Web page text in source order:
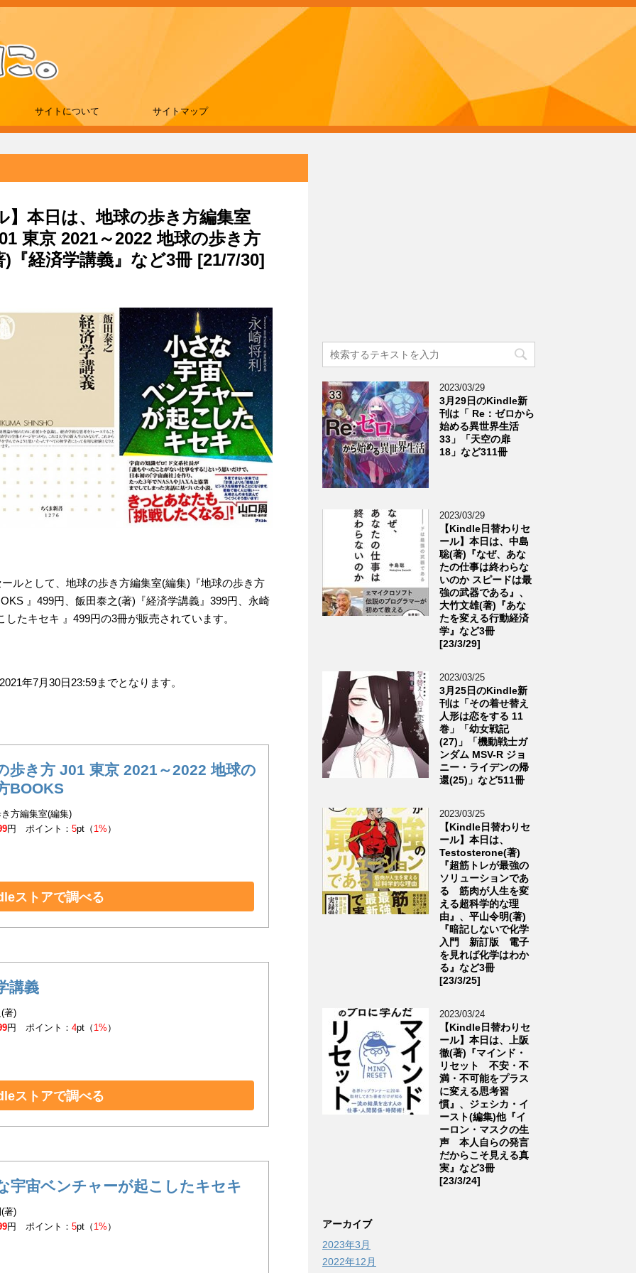
サイトについて サイトマップ
本日は、地球の歩き方編集室
東京 2021～2022 地球の歩き方
『経済学講義』など3冊 [21/7/30]
ルとして、地球の歩き方編集室(編集)『地球の歩き方
』499円、飯田泰之(著)『経済学講義』399円、永崎
たキセキ 』499円の3冊が販売されています。
年7月30日23:59までとなります。
歩き方 J01 東京 2021～2022 地球の
BOOKS
方編集室(編集)
円 ポイント：5pt（ 1% ）
ストアで調べる
講義
著)
円 ポイント：4pt（ 1% ）
ストアで調べる
宇宙ベンチャーが起こしたキセキ
著)
円 ポイント：5pt（ 1% ）
2023/03/29
3月29日のKindle新
刊は「 Re：ゼロから
始める異世界生活
33」「天空の扉
18」など311冊
2023/03/29
【Kindle日替わりセ
ール】本日は、中島
聡(著)『なぜ、あな
たの仕事は終わらな
いのか スピードは最
強の武器である』、
大竹文雄(著)『あな
たを変える行動経済
学』など3冊
[23/3/29]
2023/03/25
3月25日のKindle新
刊は「その着せ替え
人形は恋をする 11
巻」「幼女戦記
(27)」「機動戦士ガ
ンダム MSV-R ジョ
ニー・ライデンの帰
還(25)」など511冊
2023/03/25
【Kindle日替わりセ
ール】本日は、
Testosterone(著)
『超筋トレが最強の
ソリューションであ
る 筋肉が人生を変
える超科学的な理
由』、平山令明(著)
『暗記しないで化学
入門 新訂版 電子
を見れば化学はわか
る』など3冊
[23/3/25]
2023/03/24
【Kindle日替わりセ
ール】本日は、上阪
徹(著)『マインド・
リセット 不安・不
満・不可能をプラス
に変える思考習
慣』、ジェシカ・イ
ースト(編集)他『イ
ーロン・マスクの生
声 本人自らの発言
だからこそ見える真
実』など3冊
[23/3/24]
アーカイブ
2023年3月
2022年12月